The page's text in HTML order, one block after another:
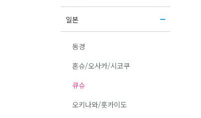
일본
동경
혼슈/오사카/시코쿠
큐슈
오키나와/홋카이도